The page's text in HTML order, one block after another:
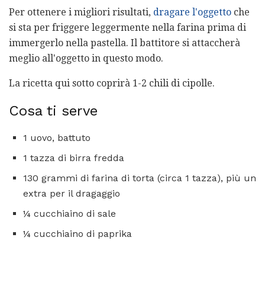
Per ottenere i migliori risultati, dragare l'oggetto che
si sta per friggere leggermente nella farina prima di
immergerlo nella pastella. Il battitore si attaccherà
meglio all'oggetto in questo modo.
La ricetta qui sotto coprirà 1-2 chili di cipolle.
Cosa ti serve
1 uovo, battuto
1 tazza di birra fredda
130 grammi di farina di torta (circa 1 tazza), più un
extra per il dragaggio
¼ cucchiaino di sale
¼ cucchiaino di paprika